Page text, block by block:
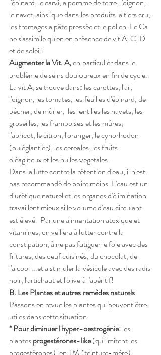
le navet, ainsi que dans les produits laitiers cru,
les fromages a pâte pressée et le pollen. Le Ca
ne s'assimile qu'en en présence de vit A, C, D
et de soleil!
Augmenter la Vit. A, en particulier dans le
problème de seins douloureux en fin de cycle.
La vit A, se trouve dans: les carottes, l'ail,
l'oignon, les tomates, les feuilles d'épinard, de
pêcher, de mûrier,  les lentilles les navets, les
groseilles, les framboises et les mûres,
l'abricot, le citron, l'oranger, le cynorhodon
(ou églantier), les cereales, les fruits
oléagineux et les huiles vegetales.
Dans la lutte contre la rétention d'eau, il n'est
pas recommandé de boire moins. L'eau est un
diurétique naturel et les organes d'élimination
travaillent mieux si le volume d'eau circulant
est élevé.  Par une alimentation atoxique et
vitamines, on veillera à lutter contre la
constipation, à ne pas fatiguer le foie avec des
fritures, des oeuf cuisinés, du chocolat, de
l'alcool ...et a stimuler la vésicule avec des radis
noir, l'artichaut et l'olive à l'apéritif!
B. Les Plantes et autres remèdes naturels
Passons en revue les plantes qui peuvent être
utiles dans cette situation.
* Pour diminuer l'hyper-oestrogénie: les
plantes progestérones-like (qui imitent les